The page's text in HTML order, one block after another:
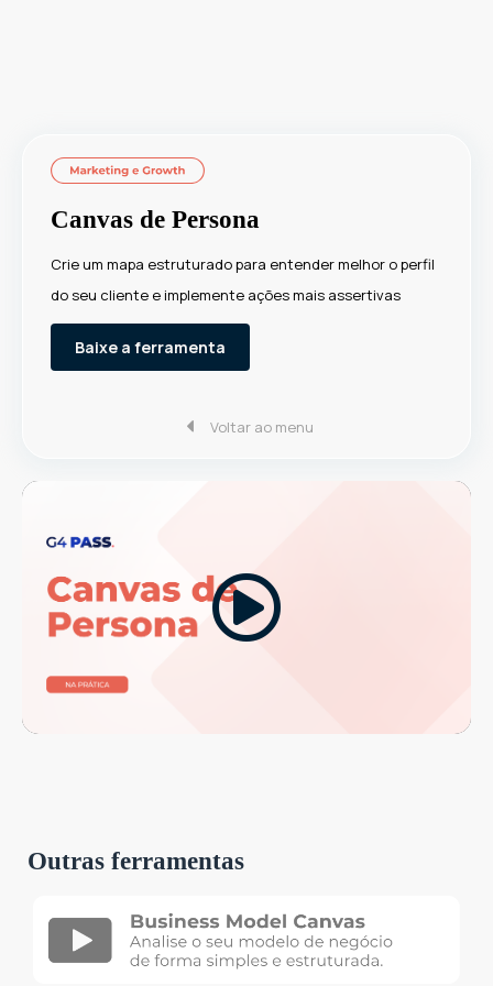
Canvas de Persona
Crie um mapa estruturado para entender melhor o perfil
do seu cliente e implemente ações mais assertivas
Baixe a ferramenta
Voltar ao menu
Outras ferramentas